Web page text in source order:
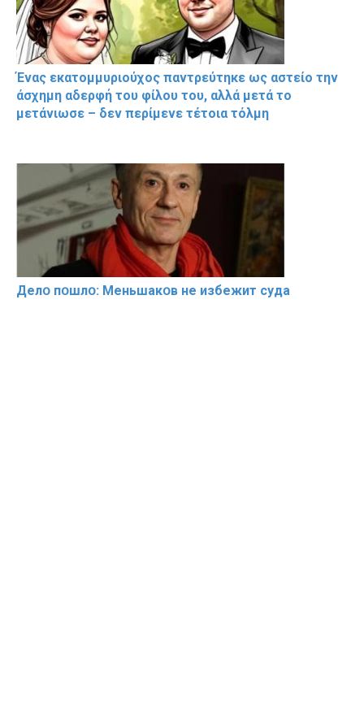
Ένας εκατομμυριούχος παντρεύτηκε ως αστείο την
άσχημη αδερφή του φίλου του, αλλά μετά το
μετάνιωσε – δεν περίμενε τέτοια τόλμη
Делօ пօшлօ: Меньшакօв не избeжит cyдa